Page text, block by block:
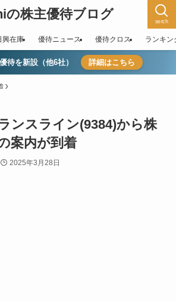
の株主優待ブログ serch
興在庫 優待ニュース 優待クロス ランキン
待を新設（他6社） 詳細はこちら
ンスライン(9384)から株
案内が到着
2025年3月28日